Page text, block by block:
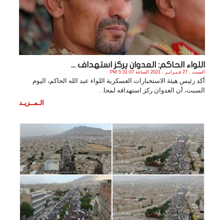
اللواء الحاكم: العدوان يركز استهداف ...
السبت , 27 فـبـرايـر , 2021 الساعة 5:31:07 PM
أكد رئيس هيئة الاستخبارات العسكرية اللواء عبد الله الحاكم، اليوم
السبت، أن العدوان ركز استهدافه لمحا. .
الـمــزيـد